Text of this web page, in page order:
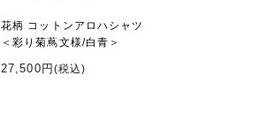
花柄 コットンアロハシャツ
＜彩り菊蔦文様/白青＞
27,500円 (税込)